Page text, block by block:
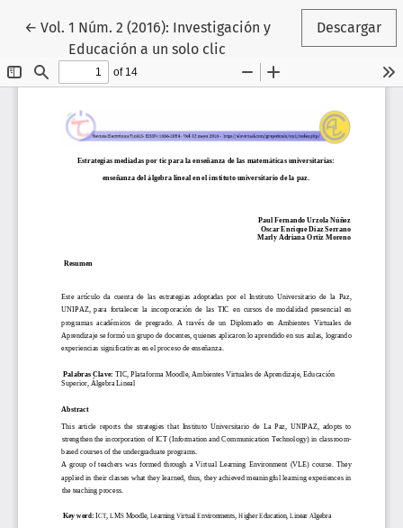
← Volver a los detalles del artículo
Vol. 1 Núm. 2 (2016): Investigación y
Educación a un solo clic
Descargar